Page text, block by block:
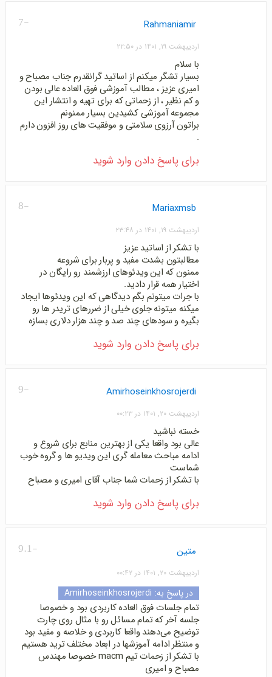
-7 Rahmaniamir
اردیبهشت ۱۹, ۱۴۰۱ در ۲۲:۵۰
با سلام
بسیار تشگر میکنم از اساتید گرانقدرم جناب مصباح و
امیری عزیز ، مطالب آموزشی فوق العاده عالی بودن
و کم نظیر ، از زحماتی که برای تهیه و انتشار این
مجموعه آموزشی کشیدین بسیار ممنونم
براتون آرزوی سلامتی و موفقیت های روز افزون دارم
.
برای پاسخ دادن وارد شوید
-8 Mariaxmsb
اردیبهشت ۱۹, ۱۴۰۱ در ۲۳:۴۸
با تشکر از اساتید عزیز
مطالبتون بشدت مفید و پربار برای شروعه
ممنون که این ویدئوهای ارزشمند رو رایگان در
اختیار همه قرار دادید.
با جرات میتونم بگم دیدگاهی که این ویدئوها ایجاد
میکنه میتونه جلوی خیلی از ضررهای تریدر ها رو
بگیره و سودهای چند صد و چند هزار دلاری بسازه
برای پاسخ دادن وارد شوید
-9 Amirhoseinkhosrojerdi
اردیبهشت ۲۰, ۱۴۰۱ در ۰۰:۲۳
خسته نباشید
عالی بود واقعا یکی از بهترین منابع برای شروع و
ادامه مباحث معامله گری این ویدیو ها و گروه خوب
شماست
با تشکر از زحمات شما جناب آقای امیری و مصباح
برای پاسخ دادن وارد شوید
-9.1 متین
اردیبهشت ۲۰, ۱۴۰۱ در ۰۰:۴۲
در پاسخ به: Amirhoseinkhosrojerdi
تمام جلسات فوق العاده کاربردی بود و خصوصا
جلسه آخر که تمام مسائل رو با مثال روی چارت
توضیح می‌دهند واقعا کاربردی و خلاصه و مفید بود
و منتظر ادامه آموزشها در ابعاد مختلف ترید هستیم
با تشکر از زحمات تیم macm خصوصا مهندس
مصباح و امیری